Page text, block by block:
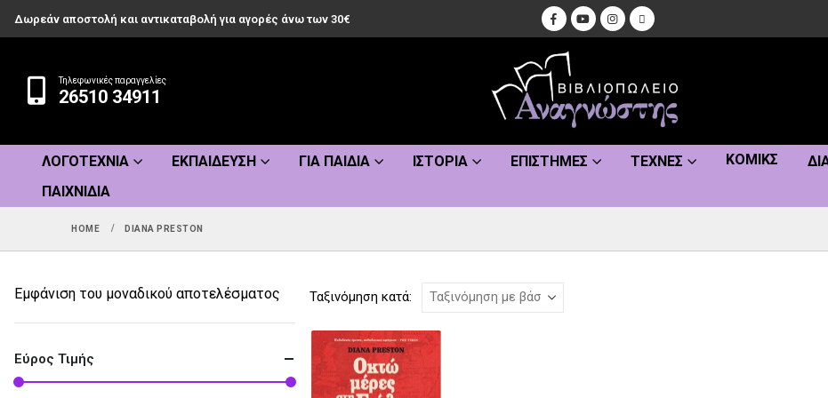
Δωρεάν αποστολή και αντικαταβολή για αγορές άνω των 30€
Τηλεφωνικές παραγγελίες
26510 34911
ΛΟΓΟΤΕΧΝΊΑ ΕΚΠΑΊΔΕΥΣΗ ΓΙΑ ΠΑΙΔΙΆ ΙΣΤΟΡΊΑ ΕΠΙΣΤΉΜΕΣ ΤΈΧΝΕΣ ΚΌΜΙΚΣ
ΠΑΙΧΝΊΔΙΑ
HOME DIANA PRESTON
Ταξινόμηση κατά:
Εμφάνιση του μοναδικού αποτελέσματος
Εύρος Τιμής